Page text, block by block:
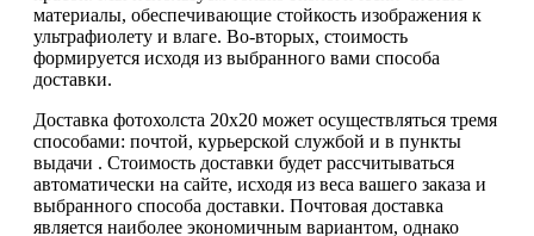
материалы, обеспечивающие стойкость изображения к
ультрафиолету и влаге. Во-вторых, стоимость
формируется исходя из выбранного вами способа
доставки.
Доставка фотохолста 20х20 может осуществляться тремя
способами: почтой, курьерской службой и в пункты
выдачи . Стоимость доставки будет рассчитываться
автоматически на сайте, исходя из веса вашего заказа и
выбранного способа доставки. Почтовая доставка
является наиболее экономичным вариантом, однако